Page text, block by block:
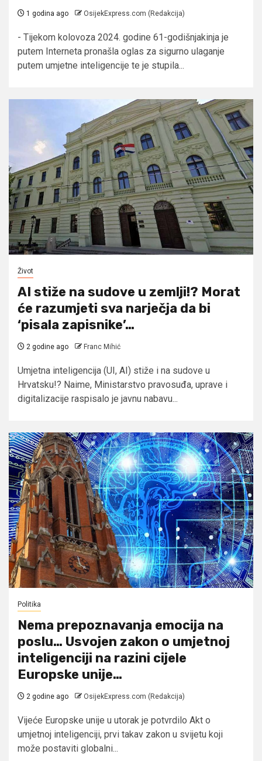
1 godina ago OsijekExpress.com (Redakcija)
- Tijekom kolovoza 2024. godine 61-godišnjakinja je
putem Interneta pronašla oglas za sigurno ulaganje
putem umjetne inteligencije te je stupila...
Život
AI stiže na sudove u zemlji!? Morat
će razumjeti sva narječja da bi
‘pisala zapisnike’…
2 godine ago Franc Mihić
Umjetna inteligencija (UI, AI) stiže i na sudove u
Hrvatsku!? Naime, Ministarstvo pravosuđa, uprave i
digitalizacije raspisalo je javnu nabavu...
Politika
Nema prepoznavanja emocija na
poslu… Usvojen zakon o umjetnoj
inteligenciji na razini cijele
Europske unije…
2 godine ago OsijekExpress.com (Redakcija)
Vijeće Europske unije u utorak je potvrdilo Akt o
umjetnoj inteligenciji, prvi takav zakon u svijetu koji
može postaviti globalni...